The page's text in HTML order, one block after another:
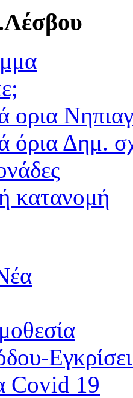
ορια
όρια Δημ.
κατανομή
Covid 19